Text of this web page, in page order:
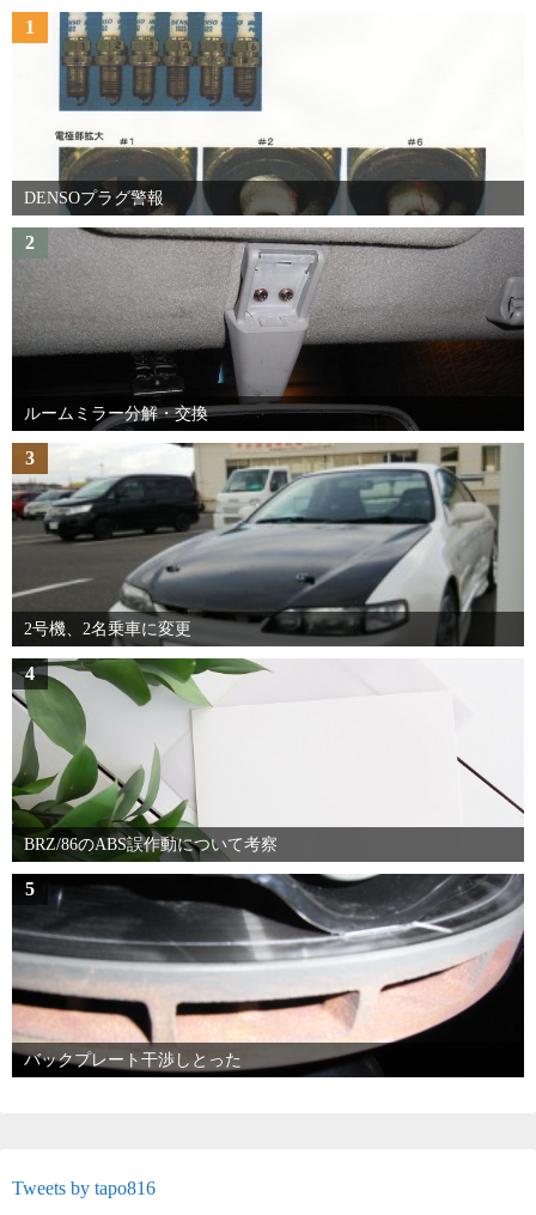
1
DENSOプラグ警報
2
ルームミラー分解・交換
3
2号機、2名乗車に変更
4
BRZ/86のABS誤作動について考察
5
バックプレート干渉しとった
Tweets by tapo816